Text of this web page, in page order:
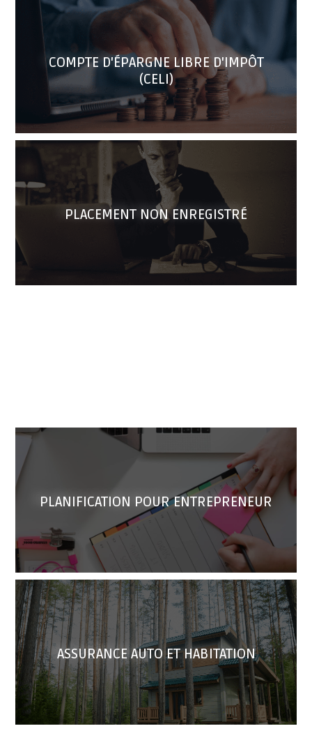
COMPTE D'ÉPARGNE LIBRE D'IMPÔT
(CELI)
PLACEMENT NON ENREGISTRÉ
PLANIFICATION POUR ENTREPRENEUR
ASSURANCE AUTO ET HABITATION